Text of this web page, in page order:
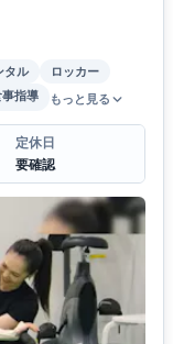
タル
ロッカー
指導 もっと見る
定休日
要確認